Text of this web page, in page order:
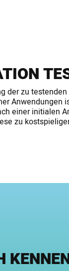
zu
einer initialen
zu